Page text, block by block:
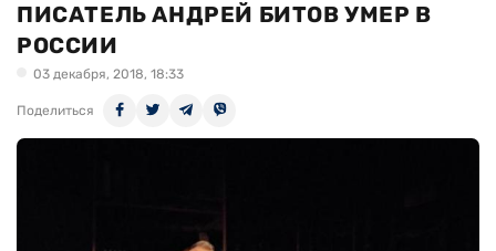
ПИСАТЕЛЬ АНДРЕЙ БИТОВ УМЕР В
РОССИИ
03 декабря, 2018, 18:33
Поделиться